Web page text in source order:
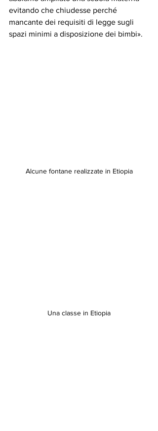
evitando che chiudesse perché
mancante dei requisiti di legge sugli
spazi minimi a disposizione dei bimbi».
Alcune fontane realizzate in Etiopia
Una classe in Etiopia